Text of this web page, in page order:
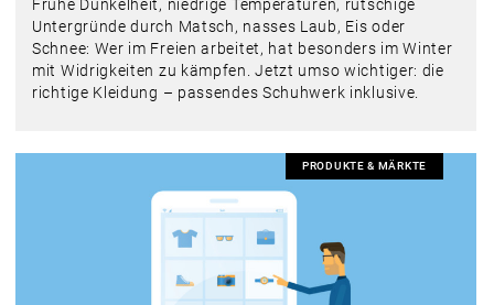
Frühe Dunkelheit, niedrige Temperaturen, rutschige
Untergründe durch Matsch, nasses Laub, Eis oder
Schnee: Wer im Freien arbeitet, hat besonders im Winter
mit Widrigkeiten zu kämpfen. Jetzt umso wichtiger: die
richtige Kleidung – passendes Schuhwerk inklusive.
PRODUKTE & MÄRKTE